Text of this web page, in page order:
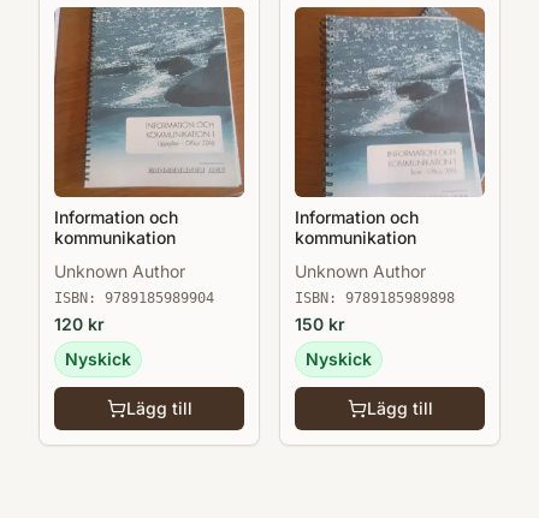
Information och
kommunikation
Unknown Author
ISBN: 9789185989904
120 kr
Nyskick
Lägg till
Information och
kommunikation
Unknown Author
ISBN: 9789185989898
150 kr
Nyskick
Lägg till